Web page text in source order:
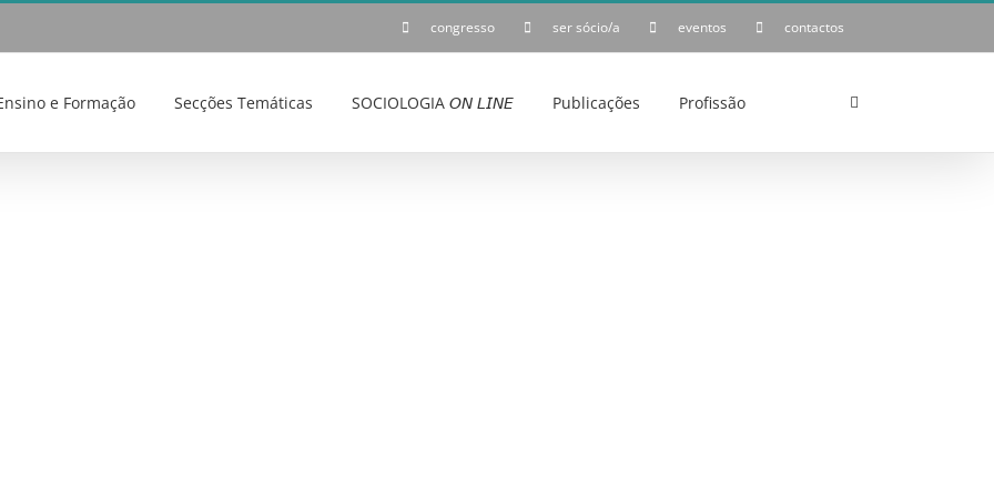
congresso ser sócio/a eventos contactos
e Formação Secções Temáticas SOCIOLOGIA 𝘖𝘕 𝘓𝘐𝘕𝘌 Publicações Profissão